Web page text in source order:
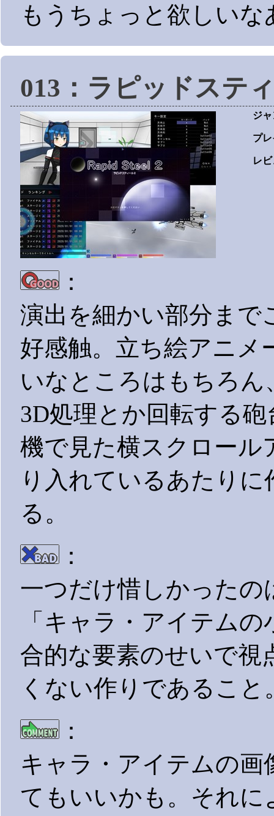
もうちょっと欲しいな
013：ラピッドステ
ジ
プ
レ
：
演出を細かい部分まで
好感触。立ち絵アニメ
いなところはもちろ
3D処理とか回転する
機で見た横スクロール
り入れているあたり
る。
：
一つだけ惜しかったの
「キャラ・アイテム
合的な要素のせいで視
くない作りであること
：
キャラ・アイテムの
てもいいかも。それに